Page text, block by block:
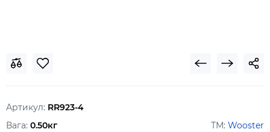
Артикул: RR923-4
ТМ: Wooster
Вага: 0.50кг